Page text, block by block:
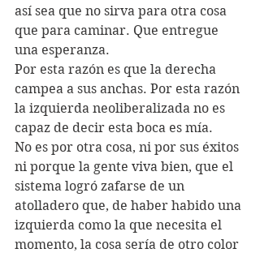
así sea que no sirva para otra cosa
que para caminar. Que entregue
una esperanza.
Por esta razón es que la derecha
campea a sus anchas. Por esta razón
la izquierda neoliberalizada no es
capaz de decir esta boca es mía.
No es por otra cosa, ni por sus éxitos
ni porque la gente viva bien, que el
sistema logró zafarse de un
atolladero que, de haber habido una
izquierda como la que necesita el
momento, la cosa sería de otro color